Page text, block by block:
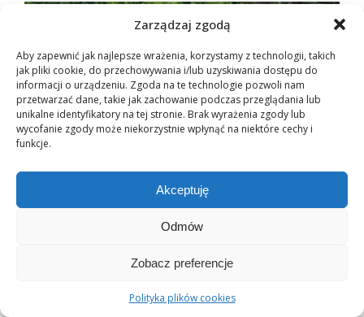
Zarządzaj zgodą
Aby zapewnić jak najlepsze wrażenia, korzystamy z technologii, takich
jak pliki cookie, do przechowywania i/lub uzyskiwania dostępu do
informacji o urządzeniu. Zgoda na te technologie pozwoli nam
przetwarzać dane, takie jak zachowanie podczas przeglądania lub
unikalne identyfikatory na tej stronie. Brak wyrażenia zgody lub
wycofanie zgody może niekorzystnie wpłynąć na niektóre cechy i
funkcje.
Akceptuję
Odmów
Zobacz preferencje
Polityka plików cookies
Flavon Picnic 2026. To było piękne i